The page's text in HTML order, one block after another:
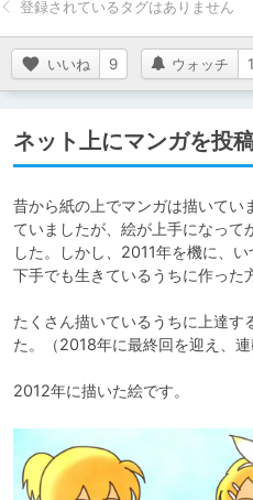
いいね 9 ウォッチ 1
ネット上にマンガを投
昔から紙の上でマンガは描いてい
ていましたが、絵が上手になって
した。しかし、2011年を機に、
下手でも生きているうちに作った
たくさん描いているうちに上達す
た。（2018年に最終回を迎え、連